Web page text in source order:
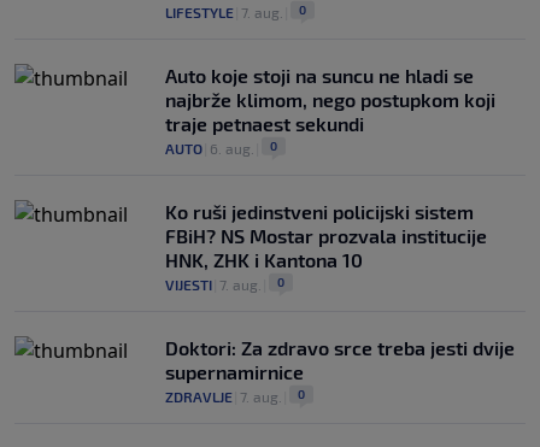
LIFESTYLE 7. aug. 0
Auto koje stoji na suncu ne hladi se
najbrže klimom, nego postupkom koji
traje petnaest sekundi
AUTO 6. aug. 0
Ko ruši jedinstveni policijski sistem
FBiH? NS Mostar prozvala institucije
HNK, ZHK i Kantona 10
VIJESTI 7. aug. 0
Doktori: Za zdravo srce treba jesti dvije
supernamirnice
ZDRAVLJE 7. aug. 0